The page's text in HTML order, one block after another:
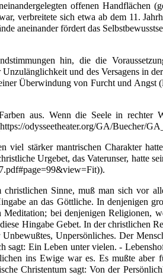
offenen Handflächen
verbreitete sich etwa ab dem 11.
aneinander fördert das
hin, die die
und des Versagens in
Überwindung von Furchtund Angst(
aus. Wenn die Seelein rechter
viel stärker mantrischen Charakter
Urgebet, dasVaterunser, hatte
).
Sinne, muß man sich vor
an das Göttliche. In denjenigen
Meditation; bei denjenigen
Hingabe Gebet. In der christlichen
Unpersönliches. Der
sagt: Ein Leben unter vielen. -
ins Ewige war es. Es mußte aber
Christentum sagt: Von der